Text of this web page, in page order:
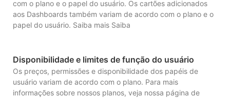
com o plano e o papel do usuário. Os cartões adicionados
aos Dashboards também variam de acordo com o plano e o
papel do usuário. Saiba mais Saiba
Disponibilidade e limites de função do usuário
Os preços, permissões e disponibilidade dos papéis de
usuário variam de acordo com o plano. Para mais
informações sobre nossos planos, veja nossa página de